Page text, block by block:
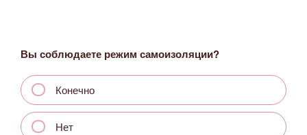
Вы соблюдаете режим самоизоляции?
Конечно
Нет